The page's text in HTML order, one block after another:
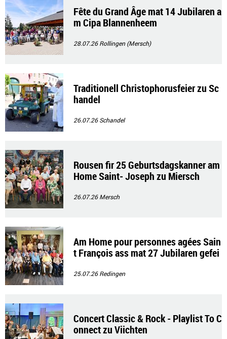
Fête du Grand Âge mat 14 Jubilaren a
m Cipa Blannenheem
28.07.26Rollingen (Mersch)
Traditionell Christophorusfeier zu Sc
handel
26.07.26Schandel
Rousen fir 25 Geburtsdagskanner am
Home Saint- Joseph zu Miersch
26.07.26Mersch
Am Home pour personnes agées Sain
t François ass mat 27 Jubilaren gefei
25.07.26Redingen
Concert Classic & Rock - Playlist To C
onnect zu Viichten